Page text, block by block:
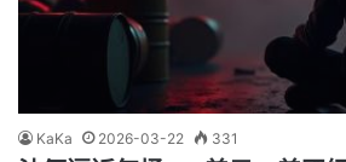
KaKa 2026-03-22 331